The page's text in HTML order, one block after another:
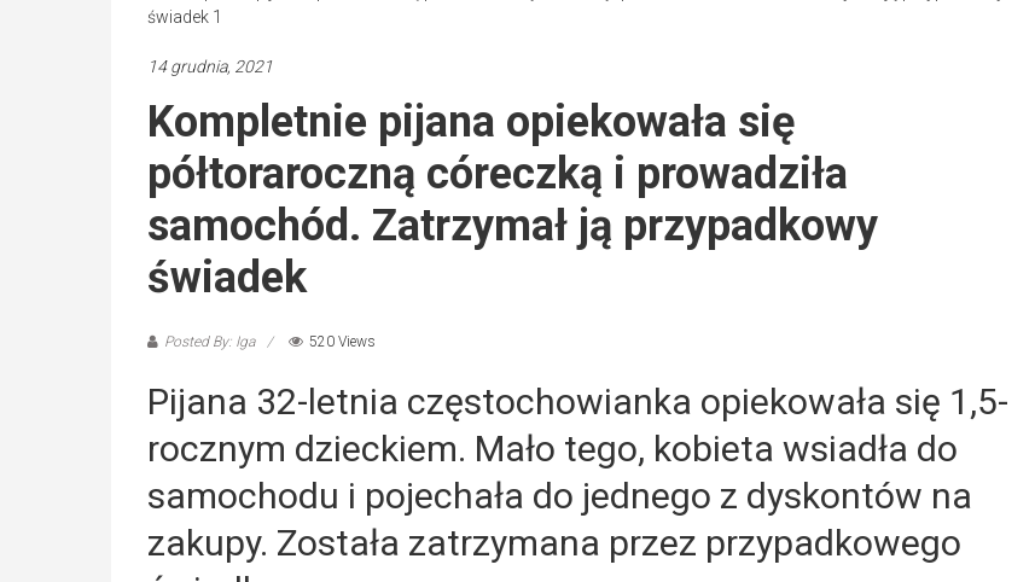
Kłobuck,
Myszków
14 grudnia, 2021
Kompletnie pijana opiekowała się
półtoraroczną córeczką i prowadziła
samochód. Zatrzymał ją przypadkowy
świadek
Posted By: Iga 520 Views
Pijana 32-letnia częstochowianka opiekowała się 1,5-
rocznym dzieckiem. Mało tego, kobieta wsiadła do
samochodu i pojechała do jednego z dyskontów na
zakupy. Została zatrzymana przez przypadkowego